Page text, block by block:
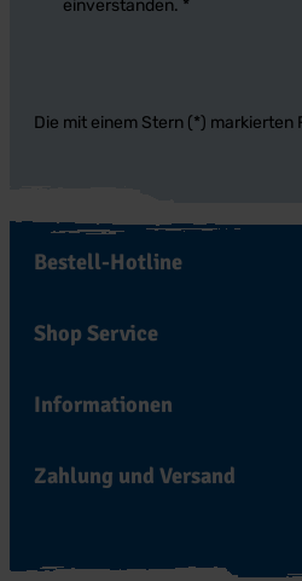
einverstanden. *
Die mit einem Stern (*) markierten
Bestell-Hotline
Shop Service
Informationen
Zahlung und Versand